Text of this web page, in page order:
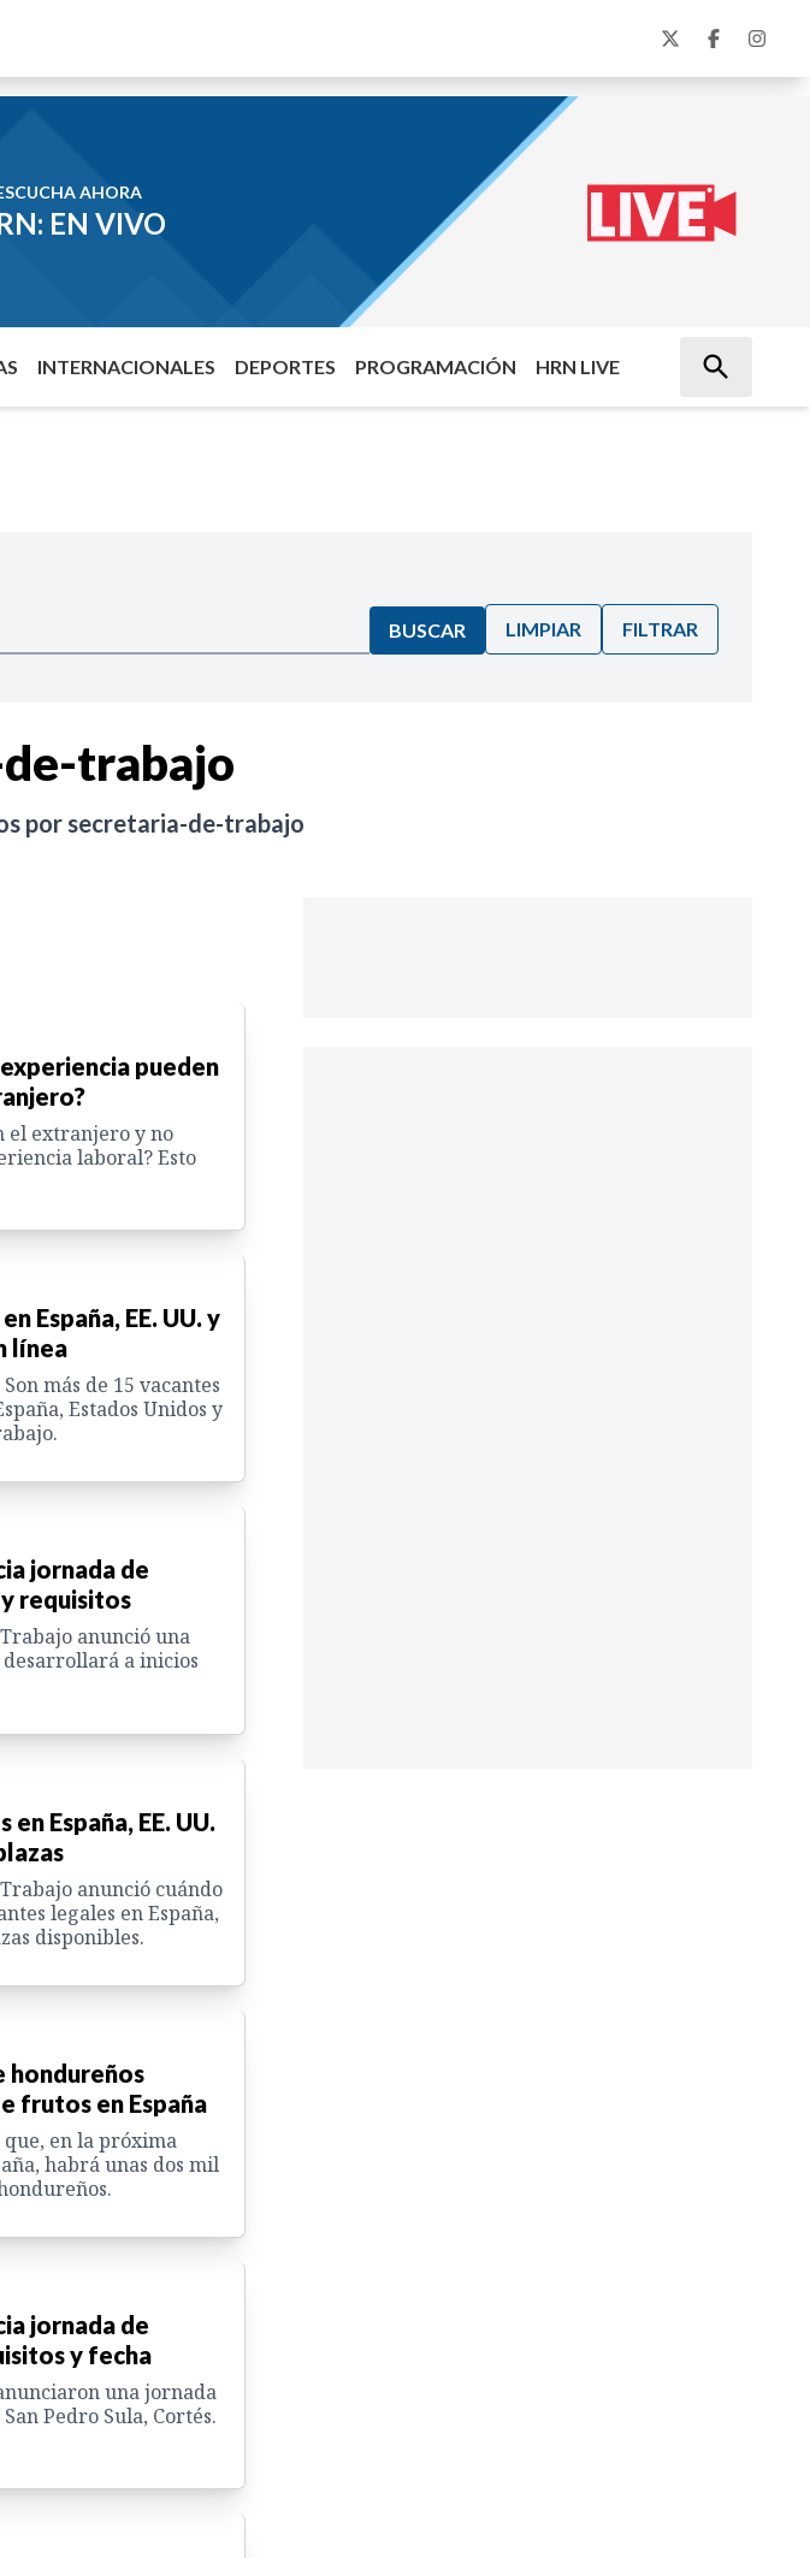
AHORA
EN VIVO
INTERNACIONALES DEPORTES PROGRAMACIÓN HRN LIVE
BUSCAR LIMPIAR FILTRAR
trabajo
por secretaria-de-trabajo
pueden
el extranjero y no
laboral? Esto
España, EE. UU. y
línea
más de 15 vacantes
Estados Unidos y
jornada de
requisitos
anunció una
desarrollará a inicios
España, EE. UU.
anunció cuándo
legales en España,
disponibles.
hondureños
frutos en España
en la próxima
habrá unas dos mil
jornada de
y fecha
una jornada
Pedro Sula, Cortés.